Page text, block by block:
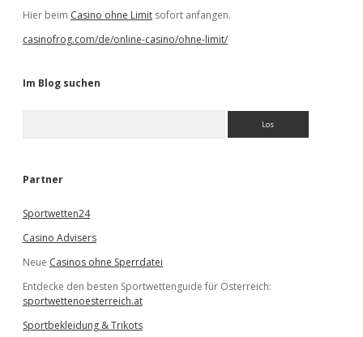
Hier beim Casino ohne Limit sofort anfangen.
casinofrog.com/de/online-casino/ohne-limit/
Im Blog suchen
e
Partner
Sportwetten24
Casino Advisers
Neue Casinos ohne Sperrdatei
Entdecke den besten Sportwettenguide für Österreich:
sportwettenoesterreich.at
Sportbekleidung & Trikots